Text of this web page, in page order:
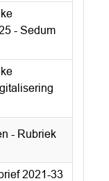
- Sedum
- Rubriek
2021-33